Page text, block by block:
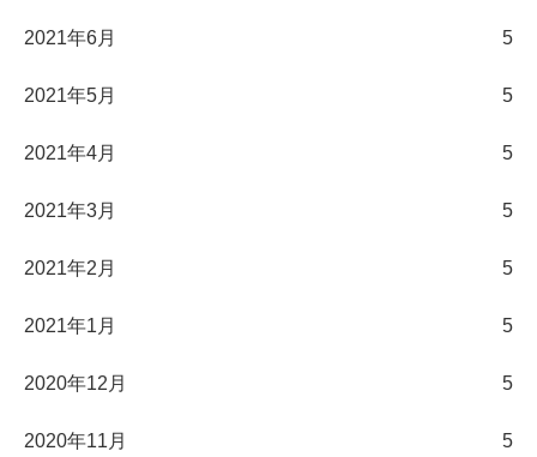
2021年6月 5
2021年5月 5
2021年4月 5
2021年3月 5
2021年2月 5
2021年1月 5
2020年12月 5
2020年11月 5